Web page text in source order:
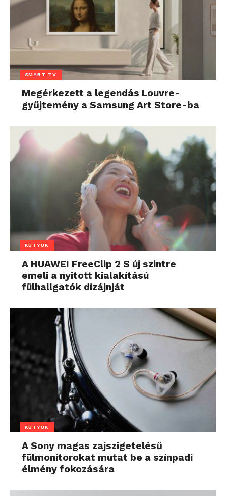
SMART-TV
Megérkezett a legendás Louvre-
gyűjtemény a Samsung Art Store-ba
KÜTYÜK
A HUAWEI FreeClip 2 S új szintre
emeli a nyitott kialakítású
fülhallgatók dizájnját
KÜTYÜK
A Sony magas zajszigetelésű
fülmonitorokat mutat be a színpadi
élmény fokozására